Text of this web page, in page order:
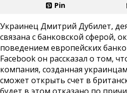
Pin
Украинец Дмитрий Дубилет,
связана с банковской сферой,
поведением европейских
Facebook он рассказал о том,
компания, созданная
сможет открыть счет в